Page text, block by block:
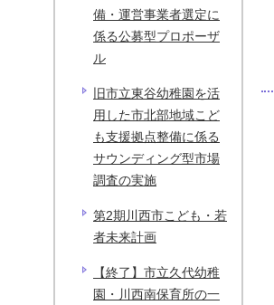
備・運営事業者選定に
係る公募型プロポーザ
ル
旧市立東谷幼稚園を活
用した市北部地域こど
も支援拠点整備に係る
サウンディング型市場
調査の実施
第2期川西市こども・若
者未来計画
【終了】市立久代幼稚
園・川西南保育所の一